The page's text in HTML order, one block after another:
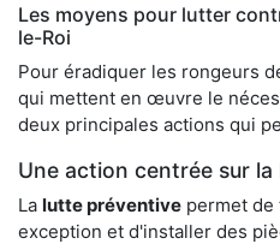
Les moyens pour lutter
le-Roi
Pour éradiquer les rongeurs
qui mettent en œuvre le
deux principales actions qui
Une action centrée sur
La lutte préventive permet de
exception et d'installer des